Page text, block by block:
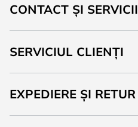
CONTACT ȘI SERVICII
SERVICIUL CLIENȚI
EXPEDIERE ȘI RETUR